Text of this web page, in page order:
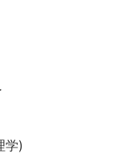
学)